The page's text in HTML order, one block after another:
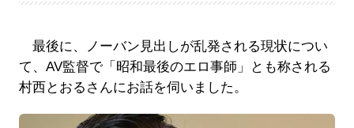
最後に、ノーバン見出しが乱発される現状につい
て、AV監督で「昭和最後のエロ事師」とも称される
村西とおるさんにお話を伺いました。